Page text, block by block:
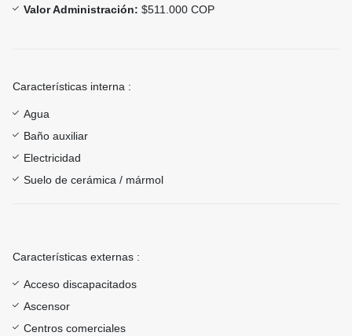
Valor Administración: $511.000 COP
Características interna :
Agua
Baño auxiliar
Electricidad
Suelo de cerámica / mármol
Características externas :
Acceso discapacitados
Ascensor
Centros comerciales